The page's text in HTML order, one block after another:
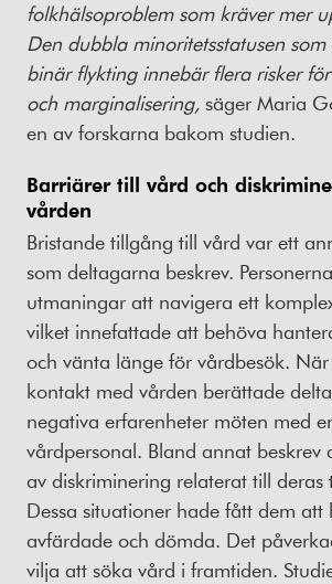
folkhälsoproblem som kräver mer
Den dubbla minoritetsstatusen
binär flykting innebär flera risker
och marginalisering, säger Maria
en av forskarna bakom studien.
Barriärer till vård och
vården
Bristande tillgång till vård var ett
som deltagarna beskrev.
utmaningar att navigera ett
vilket innefattade att behöva
och vänta länge för vårdbesök.
kontakt med vården berättade
negativa erfarenheter möten med
vårdpersonal. Bland annat beskrev
av diskriminering relaterat till deras
Dessa situationer hade fått dem att
avfärdade och dömda. Det
vilja att söka vård i framtiden.